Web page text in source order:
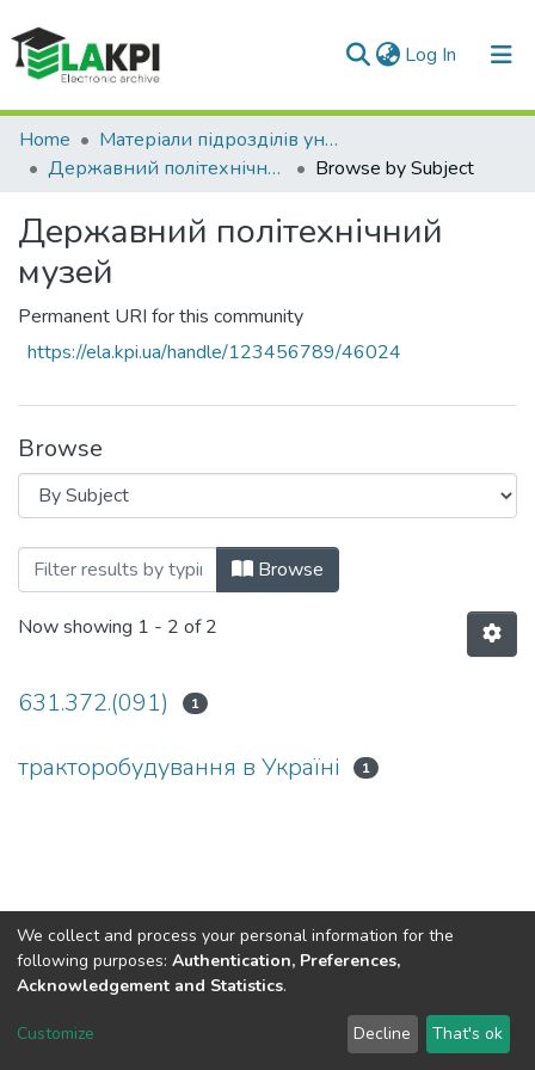
Log In (current)
Communities & Collections
All of DSpace
Home
Матеріали підрозділів університету
Державний політехнічний музей
Browse by Subject
Державний політехнічний
музей
Permanent URI for this community
https://ela.kpi.ua/handle/123456789/46024
Browse
Browsing Державний політехнічний
Browse
Now showing 1 - 2 of 2
631.372.(091) 1
тракторобудування в Україні 1
DSpace software copyright © 2002-2026 LYRASIS
Send Feedback
We collect and process your personal information for the
following purposes: Authentication, Preferences,
Acknowledgement and Statistics.
Customize Decline That's ok